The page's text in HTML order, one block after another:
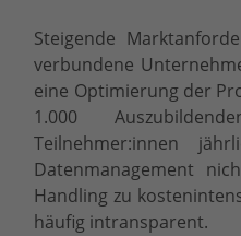
Steigende
verbundene
eine Optimierung der
1.000
Teilnehmer:innen
Datenmanagement
Handling zu
häufig intransparent.